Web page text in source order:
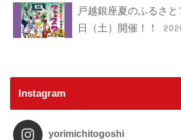
戸越銀座夏のふるさ
日（土）開催！！
Instagram
yorimichitogoshi